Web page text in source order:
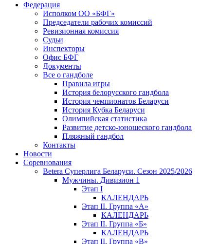
Федерация
Исполком ОО «БФГ»
Председатели рабочих комиссий
Ревизионная комиссия
Судьи
Инспекторы
Офис БФГ
Документы
Все о гандболе
Правила игры
История белорусского гандбола
История чемпионатов Беларуси
История Кубка Беларуси
Олимпийская статистика
Развитие детско-юношеского гандбола
Пляжный гандбол
Контакты
Новости
Соревнования
Betera Суперлига Беларуси. Сезон 2025/2026
Мужчины. Дивизион 1
Этап I
КАЛЕНДАРЬ
Этап II. Группа «А»
КАЛЕНДАРЬ
Этап II. Группа «Б»
КАЛЕНДАРЬ
Этап II. Группа «В»